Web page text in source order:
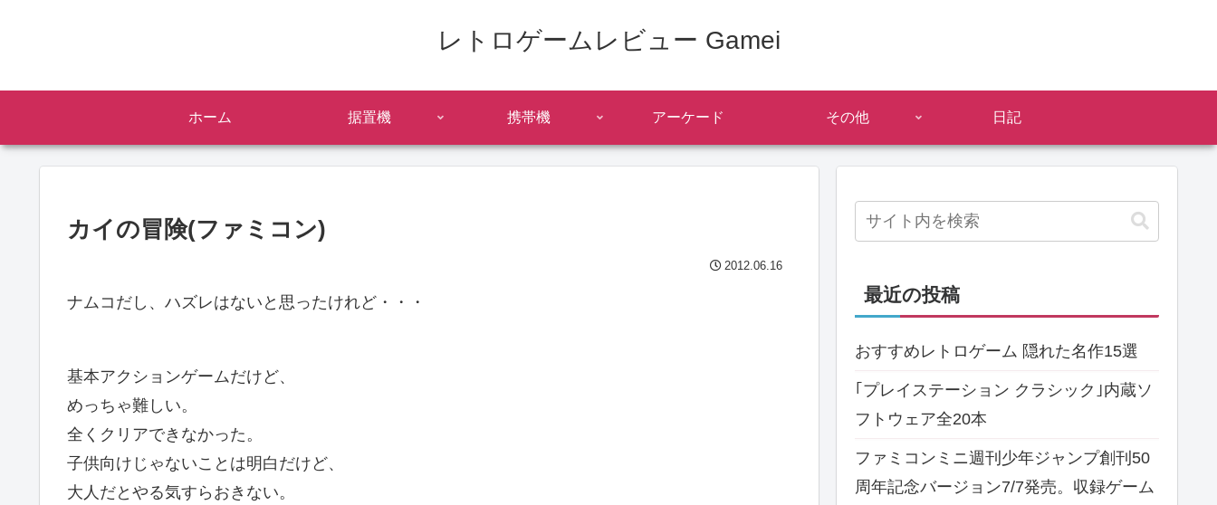
レトロゲームレビュー Gamei
ホーム 据置機 携帯機 アーケード その他 日記
カイの冒険(ファミコン)
2012.06.16
ナムコだし、ハズレはないと思ったけれど・・・
基本アクションゲームだけど、
めっちゃ難しい。
全くクリアできなかった。
子供向けじゃないことは明白だけど、
大人だとやる気すらおきない。
最近の投稿
おすすめレトロゲーム 隠れた名作15選
｢プレイステーション クラシック｣内蔵ソ
フトウェア全20本
ファミコンミニ週刊少年ジャンプ創刊50
周年記念バージョン7/7発売。収録ゲーム